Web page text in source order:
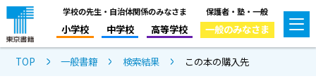
学校の先生・自治体関係のみなさま
小学校 中学校 高等学校
保護者・塾・一般
一般のみなさま
TOP 一般書籍 検索結果 この本の購入先